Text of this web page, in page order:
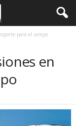
para el campo
en